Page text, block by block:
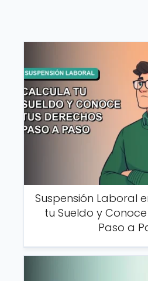
Suspensión Laboral
tu Sueldo y
Paso a